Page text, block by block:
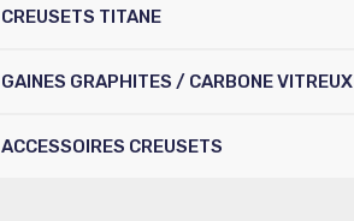
CREUSETS TITANE
GAINES GRAPHITES / CARBONE VITREUX
ACCESSOIRES CREUSETS